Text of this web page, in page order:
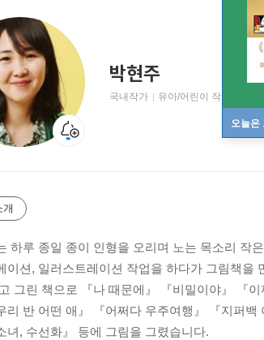
오늘은
박현주
국내작가 유아/어린이 작가
개
하루 종일 종이 인형을 오리며 노는 목소리 작
이션, 일러스트레이션 작업을 하다가 그림책을
그린 책으로 『나 때문에』 『비밀이야』 『
리 반 어떤 애』 『어쩌다 우주여행』 『지퍼
녀, 수선화』 등에 그림을 그렸습니다.